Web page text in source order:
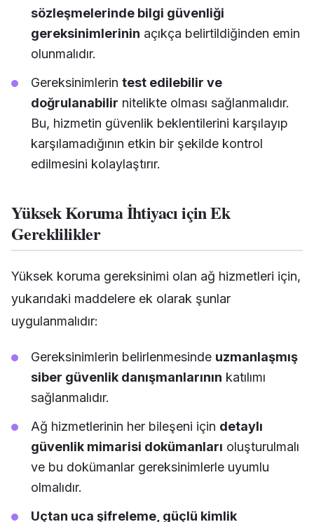
sözleşmelerinde bilgi güvenliği
gereksinimlerinin açıkça belirtildiğinden emin
olunmalıdır.
Gereksinimlerin test edilebilir ve
doğrulanabilir nitelikte olması sağlanmalıdır.
Bu, hizmetin güvenlik beklentilerini karşılayıp
karşılamadığının etkin bir şekilde kontrol
edilmesini kolaylaştırır.
Yüksek Koruma İhtiyacı için Ek
Gereklilikler
Yüksek koruma gereksinimi olan ağ hizmetleri için,
yukarıdaki maddelere ek olarak şunlar
uygulanmalıdır:
Gereksinimlerin belirlenmesinde uzmanlaşmış
siber güvenlik danışmanlarının katılımı
sağlanmalıdır.
Ağ hizmetlerinin her bileşeni için detaylı
güvenlik mimarisi dokümanları oluşturulmalı
ve bu dokümanlar gereksinimlerle uyumlu
olmalıdır.
Uçtan uca şifreleme, güçlü kimlik